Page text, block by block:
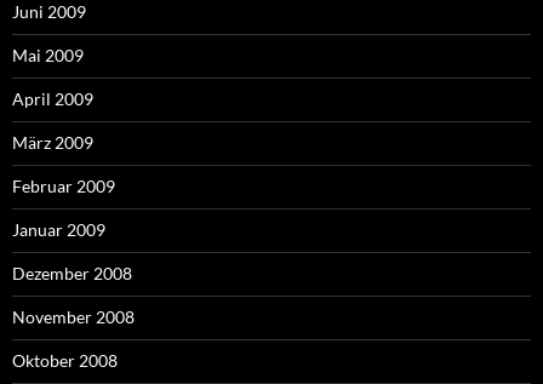
Juni 2009
Mai 2009
April 2009
März 2009
Februar 2009
Januar 2009
Dezember 2008
November 2008
Oktober 2008